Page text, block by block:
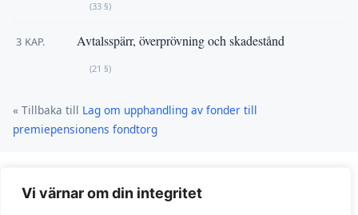
Vi värnar om din integritet
(33 §)
3 KAP. Avtalsspärr, överprövning och skadestånd
(21 §)
« Tillbaka till Lag om upphandling av fonder till
premiepensionens fondtorg